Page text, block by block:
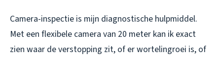
Camera-inspectie is mijn diagnostische hulpmiddel.
Met een flexibele camera van 20 meter kan ik exact
zien waar de verstopping zit, of er wortelingroei is, of